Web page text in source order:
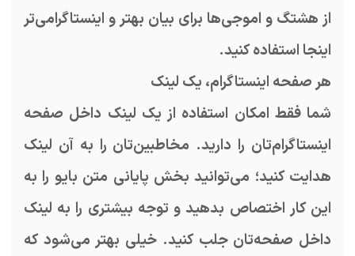
از هشتگ‌ و اموجی‌ها برای بیان بهتر و اینستاگرامی‌تر
اینجا استفاده کنید.
هر صفحه اینستاگرام، یک لینک
شما فقط امکان استفاده از یک لینک داخل صفحه
اینستاگرام‌تان را دارید. مخاطبین‌تان را به آن لینک
هدایت کنید؛ می‌توانید بخش پایانی متن بایو را به
این کار اختصاص بدهید و توجه بیشتری را به لینک
داخل صفحه‌تان جلب کنید. خیلی بهتر می‌شود که